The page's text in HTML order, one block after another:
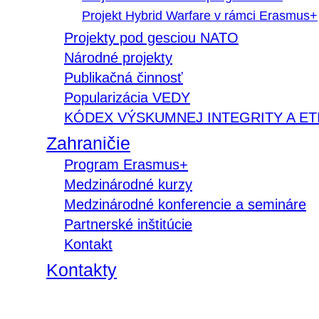
Projekt Hybrid Warfare v rámci Erasmus+
Projekty pod gesciou NATO
Národné projekty
Publikačná činnosť
Popularizácia VEDY
KÓDEX VÝSKUMNEJ INTEGRITY A
Zahraničie
Program Erasmus+
Medzinárodné kurzy
Medzinárodné konferencie a semináre
Partnerské inštitúcie
Kontakt
Kontakty